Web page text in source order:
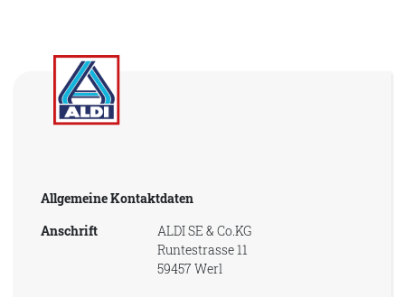
Allgemeine Kontaktdaten
Anschrift
ALDI SE & Co.KG
Runtestrasse 11
59457 Werl